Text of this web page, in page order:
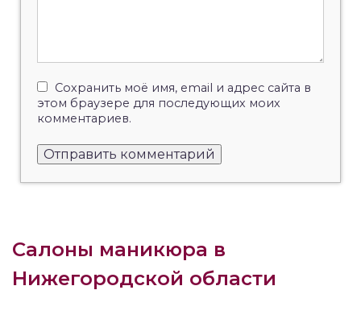
Сохранить моё имя, email и адрес сайта в
этом браузере для последующих моих
комментариев.
Салоны маникюра в
Нижегородской области